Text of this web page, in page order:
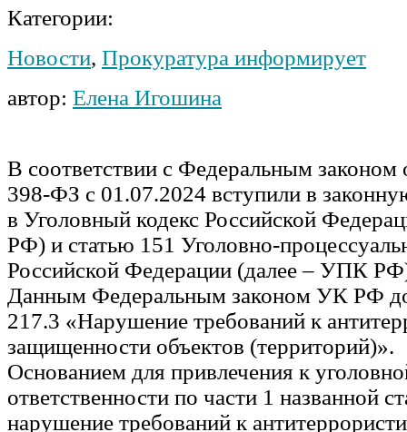
Категории:
Новости, Прокуратура информирует
автор: Елена Игошина
В соответствии с Федеральным
398-ФЗ с 01.07.2024 вступили в
в Уголовный кодекс Российской
РФ) и статью 151 Уголовно-
Российской Федерации (далее – УПК
Данным Федеральным законом УК РФ
217.3 «Нарушение требований к
защищенности объектов (территорий)».
Основанием для привлечения к
ответственности по части 1 названной
нарушение требований к